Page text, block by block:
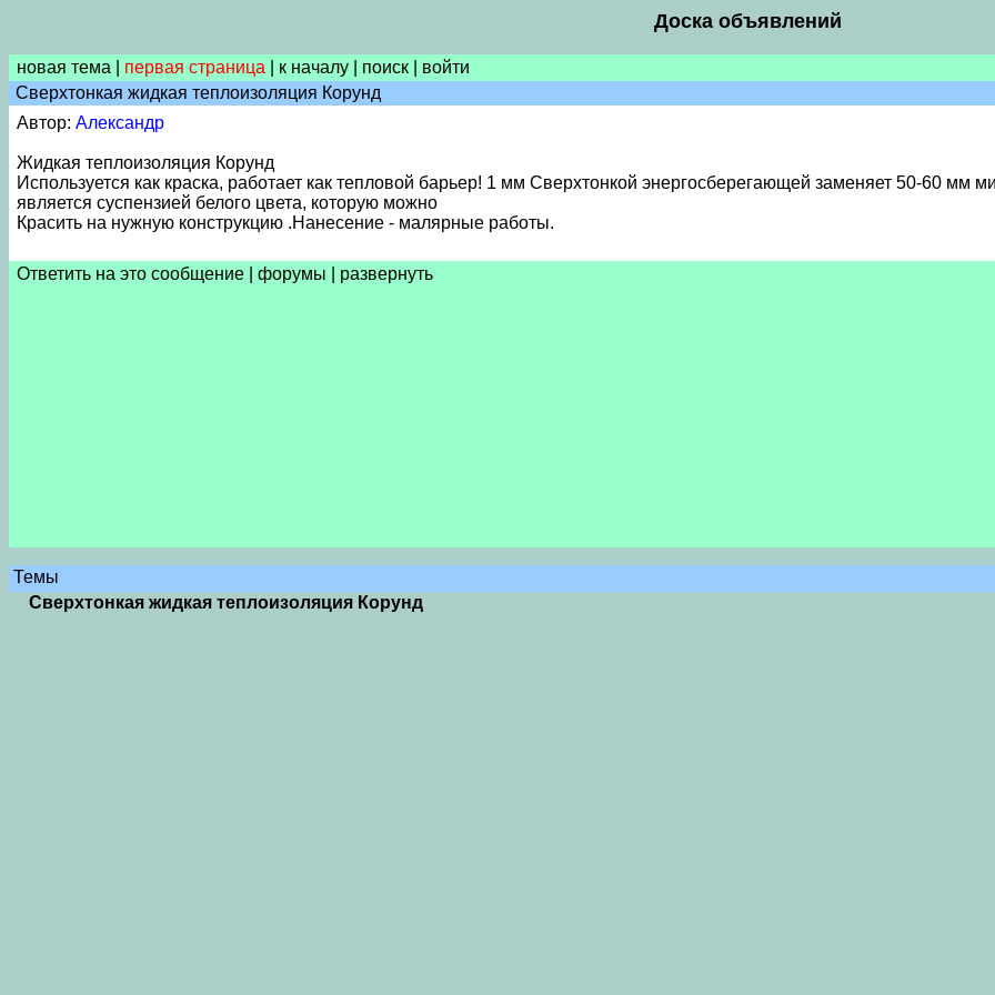
Доска объявлений
новая тема первая страница к началу поиск
войти
Сверхтонкая жидкая теплоизоляция Корунд
Автор: Александр
Жидкая теплоизоляция Корунд
Используется как краска, работает как тепловой барьер! 1 мм Сверхтонкой энергосберегающей заменяет 50-60 мм
является суспензией белого цвета, которую можно
Красить на нужную конструкцию .Нанесение - малярные работы.
Ответить на это сообщение форумы развернуть
Темы
Сверхтонкая жидкая теплоизоляция Корунд